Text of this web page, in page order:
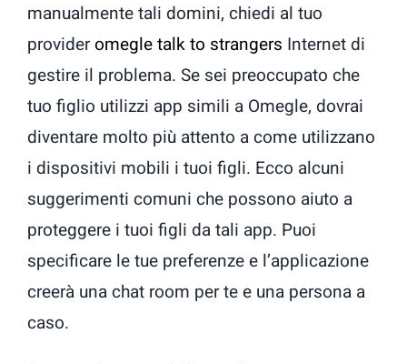
manualmente tali domini, chiedi al tuo
provideromegle talk to strangers Internet di
gestire il problema. Se sei preoccupato che
tuo figlio utilizzi app simili a Omegle, dovrai
diventare molto più attento a come utilizzano
i dispositivi mobili i tuoi figli. Ecco alcuni
suggerimenti comuni che possono aiuto a
proteggere i tuoi figli da tali app. Puoi
specificare le tue preferenze e l’applicazione
creerà una chat room per te e una persona a
caso.